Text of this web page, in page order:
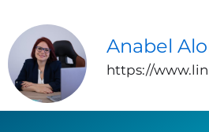
Anabel
https://